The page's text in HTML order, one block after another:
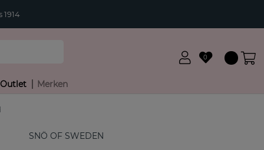
0
Outlet Merken
SNÖ OF SWEDEN